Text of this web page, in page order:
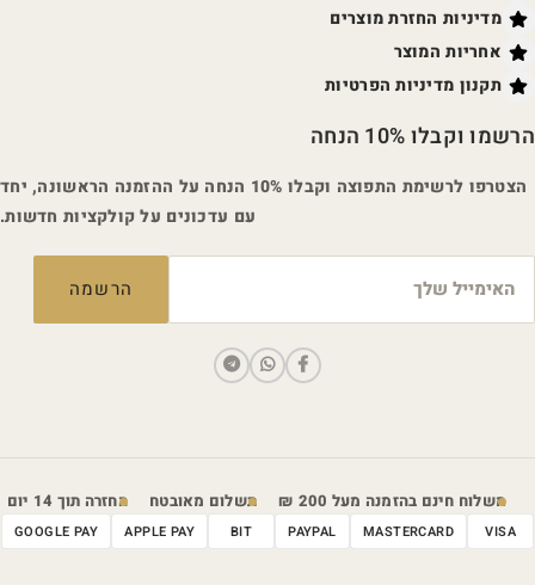
מדיניות החזרת מוצרים
אחריות המוצר
תקנון מדיניות הפרטיות
הרשמו וקבלו 10% הנחה
הצטרפו לרשימת התפוצה וקבלו 10% הנחה על ההזמנה הראשונה, יחד
עם עדכונים על קולקציות חדשות.
משלוח חינם בהזמנה מעל 200 ₪ תשלום מאובטח החזרה תוך 14 יום
VISA
MASTERCARD
PAYPAL
BIT
APPLE PAY
GOOGLE PAY